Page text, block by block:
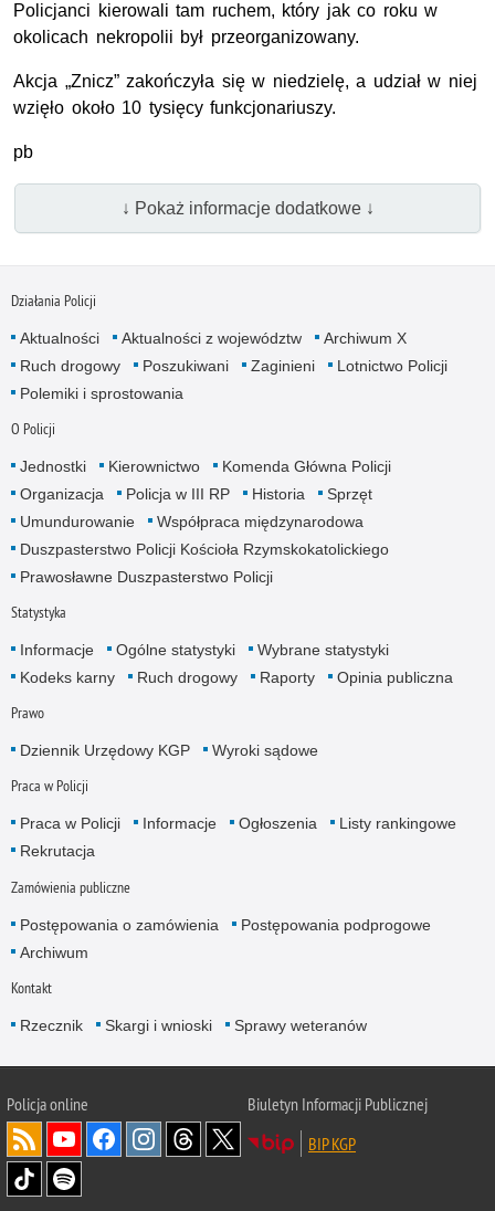
Policjanci kierowali tam ruchem, który jak co roku w
okolicach nekropolii był przeorganizowany.
Akcja „Znicz” zakończyła się w niedzielę, a udział w niej
wzięło około 10 tysięcy funkcjonariuszy.
pb
↓ Pokaż informacje dodatkowe ↓
Działania Policji
Aktualności Aktualności z województw
Archiwum X
Ruch drogowy
Poszukiwani Zaginieni
Lotnictwo Policji
Polemiki i sprostowania
O Policji
Jednostki Kierownictwo
Komenda Główna Policji
Organizacja
Policja w III RP Historia
Sprzęt
Umundurowanie
Współpraca międzynarodowa
Duszpasterstwo Policji Kościoła Rzymskokatolickiego
Prawosławne Duszpasterstwo Policji
Statystyka
Informacje Ogólne statystyki
Wybrane statystyki
Kodeks karny
Ruch drogowy Raporty Opinia publiczna
Prawo
Dziennik Urzędowy KGP Wyroki sądowe
Praca w Policji
Praca w Policji Informacje Ogłoszenia
Listy rankingowe
Rekrutacja
Zamówienia publiczne
Postępowania o zamówienia
Postępowania podprogowe
Archiwum
Kontakt
Rzecznik Skargi i wnioski Sprawy weteranów
Policjaonline
Biuletyn Informacji Publicznej
BIP KGP